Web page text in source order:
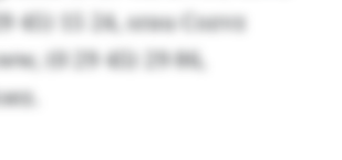
45) 15 24, srau Cozvz
(0 29 45) 29 86,